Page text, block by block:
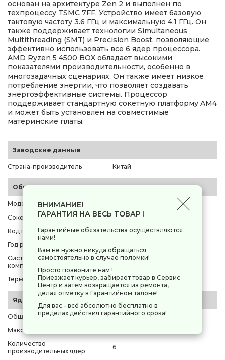
основан на архитектуре Zen 2 и выполнен по
техпроцессу TSMC 7FF. Устройство имеет базовую
тактовую частоту 3.6 ГГц и максимальную 4.1 ГГц. Он
также поддерживает технологии Simultaneous
Multithreading (SMT) и Precision Boost, позволяющие
эффективно использовать все 6 ядер процессора.
AMD Ryzen 5 4500 BOX обладает высокими
показателями производительности, особенно в
многозадачных сценариях. Он также имеет низкое
потребление энергии, что позволяет создавать
энергоэффективные системы. Процессор
поддерживает стандартную сокетную платформу AM4
и может быть установлен на совместимые
материнские платы.
Заводские данные
Страна-производитель Китай
Общие параметры
Модель
Сокет
AM4
Код производителя
[100-100000644BOX]
Год релиза
Система охлаждения в
комплекте
нет
Термоинтерфейс в комплекте нет
Ядро и архитектура
Общее количество ядер
6
Максимальное число потоков
Количество
производительных ядер
6
ВНИМАНИЕ!
ГАРАНТИЯ НА ВЕСЬ ТОВАР !
Гарантийные обязательства осуществляются
нами!
Вам не нужно никуда обращаться
самостоятельно в случае поломки!
Просто позвоните нам !
Приезжает курьер, забирает товар в Сервис
Центр и затем возвращается из ремонта,
делая отметку в Гарантийном талоне!
Для вас - всё абсолютно бесплатно в
пределах действия гарантийного срока!